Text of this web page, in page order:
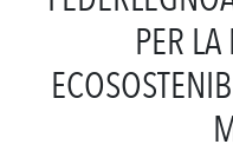
PER